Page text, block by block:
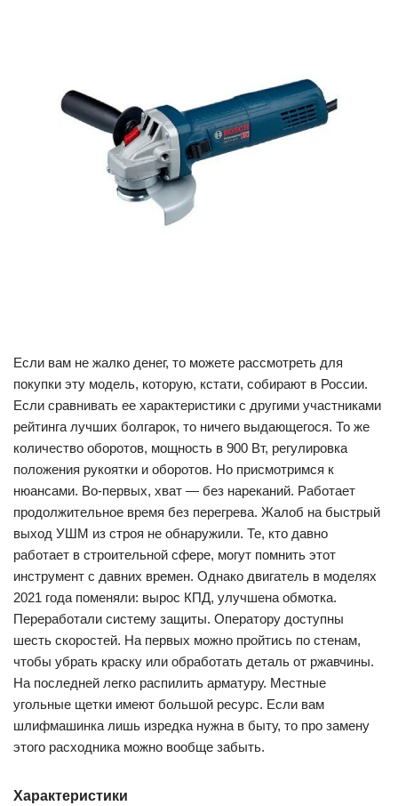
Если вам не жалко денег, то можете рассмотреть для
покупки эту модель, которую, кстати, собирают в России.
Если сравнивать ее характеристики с другими участниками
рейтинга лучших болгарок, то ничего выдающегося. То же
количество оборотов, мощность в 900 Вт, регулировка
положения рукоятки и оборотов. Но присмотримся к
нюансами. Во-первых, хват — без нареканий. Работает
продолжительное время без перегрева. Жалоб на быстрый
выход УШМ из строя не обнаружили. Те, кто давно
работает в строительной сфере, могут помнить этот
инструмент с давних времен. Однако двигатель в моделях
2021 года поменяли: вырос КПД, улучшена обмотка.
Переработали систему защиты. Оператору доступны
шесть скоростей. На первых можно пройтись по стенам,
чтобы убрать краску или обработать деталь от ржавчины.
На последней легко распилить арматуру. Местные
угольные щетки имеют большой ресурс. Если вам
шлифмашинка лишь изредка нужна в быту, то про замену
этого расходника можно вообще забыть.
Характеристики